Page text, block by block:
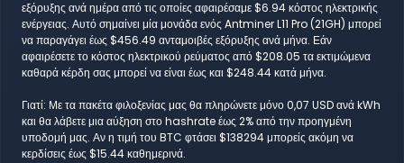
εξόρυξης ανά ημέρα από τις οποίες αφαιρέσαμε $6.94 κόστος ηλεκτρικής
ενέργειας. Αυτό σημαίνει μία μονάδα ενός Antminer L11 Pro (21GH) μπορεί
να παραγάγει έως $456.49 ανταμοιβές εξόρυξης ανά μήνα. Εάν
αφαιρέσετε το κόστος ηλεκτρικού ρεύματος από $208.05 τα εκτιμώμενα
καθαρά κέρδη σας μπορεί να είναι έως και $248.44 κατά μήνα.
Γιατί: Με τα πακέτα φιλοξενίας μας θα πληρώνετε μόνο 0,07 USD ανά kWh
και θα λάβετε μια αύξηση στο hashrate έως 2% από την προηγμένη
υποδομή μας. Αν η τιμή του BTC φτάσει $138294 μπορείς ακόμη να
κερδίσεις έως $15.44 καθημερινά.